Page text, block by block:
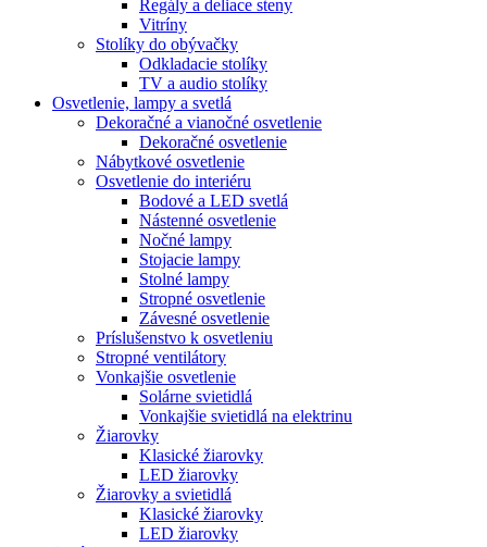
Regály a deliace steny
Vitríny
Stolíky do obývačky
Odkladacie stolíky
TV a audio stolíky
Osvetlenie, lampy a svetlá
Dekoračné a vianočné osvetlenie
Dekoračné osvetlenie
Nábytkové osvetlenie
Osvetlenie do interiéru
Bodové a LED svetlá
Nástenné osvetlenie
Nočné lampy
Stojacie lampy
Stolné lampy
Stropné osvetlenie
Závesné osvetlenie
Príslušenstvo k osvetleniu
Stropné ventilátory
Vonkajšie osvetlenie
Solárne svietidlá
Vonkajšie svietidlá na elektrinu
Žiarovky
Klasické žiarovky
LED žiarovky
Žiarovky a svietidlá
Klasické žiarovky
LED žiarovky